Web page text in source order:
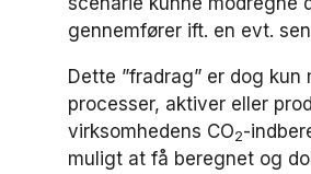
gennemfører ift. en evt.
Dette ”fradrag” er dog
processer, aktiver eller
virksomhedens CO2-
muligt at få beregnet og